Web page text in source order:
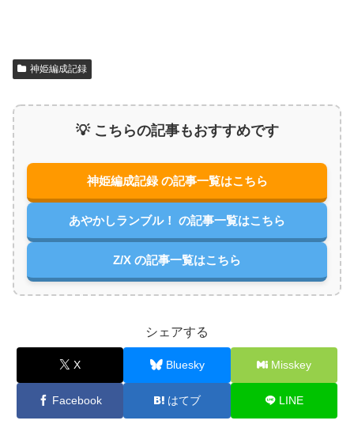
神姫編成記録
💡 こちらの記事もおすすめです
神姫編成記録 の記事一覧はこちら
あやかしランブル！ の記事一覧はこちら
Z/X の記事一覧はこちら
シェアする
X Bluesky Misskey
Facebook はてブ LINE